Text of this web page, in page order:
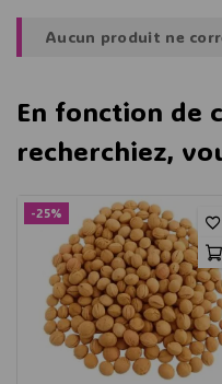
Aucun produit ne
En fonction de
recherchiez,
-25%